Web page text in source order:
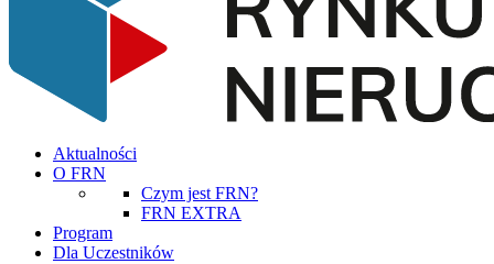
Aktualności
O FRN
Czym jest FRN?
FRN EXTRA
Program
Dla Uczestników